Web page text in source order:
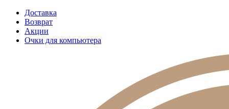
Доставка
Возврат
Акции
Очки для компьютера